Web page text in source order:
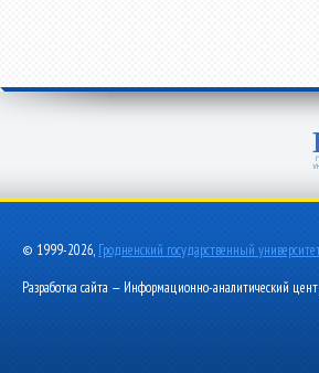
© 1999-2026, Гродненский государственный
Разработка сайта — Информационно-аналитический